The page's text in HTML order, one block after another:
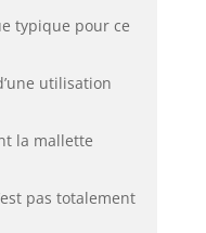
typique pour ce
utilisation
la mallette
pas totalement